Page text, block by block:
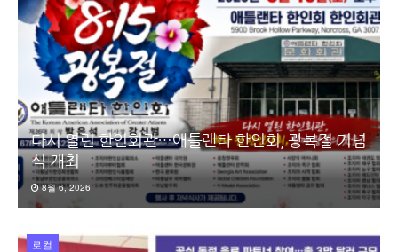
다시 열린 한인회관…애틀랜타 한인회, 광복절 기념
식 개최
8월 6, 2026
로컬